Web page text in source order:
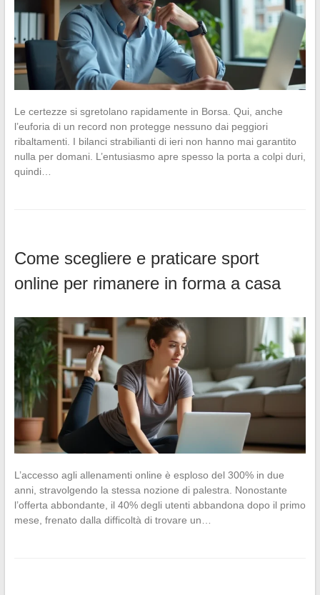
Le certezze si sgretolano rapidamente in Borsa. Qui, anche
l’euforia di un record non protegge nessuno dai peggiori
ribaltamenti. I bilanci strabilianti di ieri non hanno mai garantito
nulla per domani. L’entusiasmo apre spesso la porta a colpi duri,
quindi…
Come scegliere e praticare sport
online per rimanere in forma a casa
L’accesso agli allenamenti online è esploso del 300% in due
anni, stravolgendo la stessa nozione di palestra. Nonostante
l’offerta abbondante, il 40% degli utenti abbandona dopo il primo
mese, frenato dalla difficoltà di trovare un…